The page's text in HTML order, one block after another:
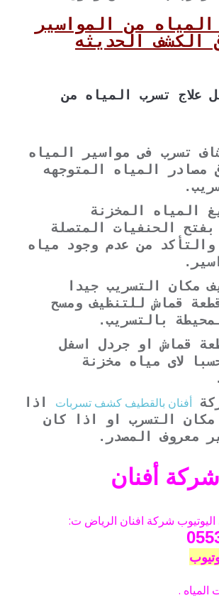
المياه من المواسير
الكشف الحديثه
علاج تسرب المياه من
تسرب فى مواسير المياه
مصادر المياه المتوجهه
المياه المخزنة
بفتح الحنفيات المتصلة
والتأكد من عدم وجود مياه
مكان التسريب جيدا
قماش للتنظيف ومسح
بالتسريب.
قماش او جردل اسفل
لاى مياه مخزنة
أفنان بالقطيف كشف تسربات اذا
مكان التسرب او اذا كان
معروف المصدر.
أفنان
اليوتيوب شركة افنان الرياض ت:
.